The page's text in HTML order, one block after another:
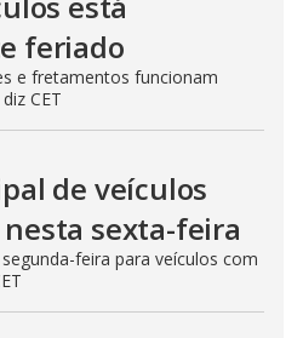
feriado
e fretamentos funcionam
CET
de veículos
sexta-feira
feira para veículos com